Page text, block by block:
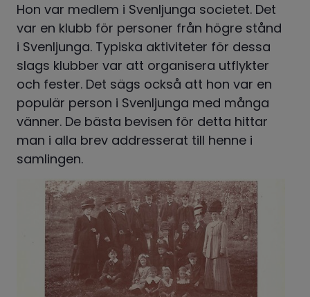
Hon var medlem i Svenljunga societet. Det
var en klubb för personer från högre stånd
i Svenljunga. Typiska aktiviteter för dessa
slags klubber var att organisera utflykter
och fester. Det sägs också att hon var en
populär person i Svenljunga med många
vänner. De bästa bevisen för detta hittar
man i alla brev addresserat till henne i
samlingen.